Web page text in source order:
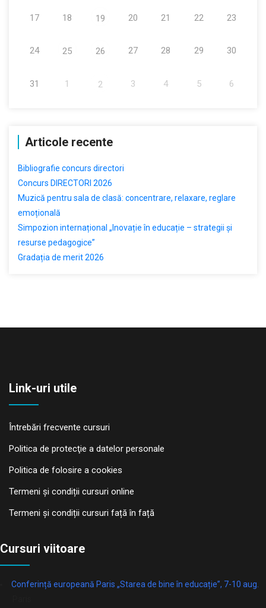
17 18 19 20 21 22 23
24 25 26 27 28 29 30
31 1 2 3 4 5 6
Articole recente
Bibliografie concurs directori
Concurs DIRECTORI 2026
Muzică pentru sala de clasă: concentrare, relaxare, reglare
emoțională
Simpozion internațional „Inovație în educație – strategii și
resurse pedagogice”
Gradația de merit 2026
Link-uri utile
Întrebări frecvente cursuri
Politica de protecţie a datelor personale
Politica de folosire a cookies
Termeni și condiții cursuri online
Termeni și condiții cursuri față în față
Cursuri viitoare
Conferință europeană Paris „Starea de bine în educație”, 7-10 aug.